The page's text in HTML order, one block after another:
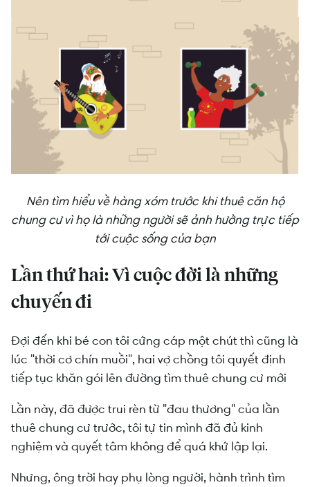
Nên tìm hiểu về hàng xóm trước khi thuê căn hộ
chung cư vì họ là những người sẽ ảnh hưởng trực tiếp
tới cuộc sống của bạn
Lần thứ hai: Vì cuộc đời là những
chuyến đi
Đợi đến khi bé con tôi cứng cáp một chút thì cũng là
lúc "thời cơ chín muồi", hai vợ chồng tôi quyết định
tiếp tục khăn gói lên đường tìm thuê chung cư mới
Lần này, đã được trui rèn từ "đau thương" của lần
thuê chung cư trước, tôi tự tin mình đã đủ kinh
nghiệm và quyết tâm không để quá khứ lập lại.
Nhưng, ông trời hay phụ lòng người, hành trình tìm